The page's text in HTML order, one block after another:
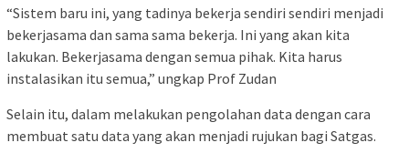
“Sistem baru ini, yang tadinya bekerja sendiri sendiri menjadi
bekerjasama dan sama sama bekerja. Ini yang akan kita
lakukan. Bekerjasama dengan semua pihak. Kita harus
instalasikan itu semua,” ungkap Prof Zudan
Selain itu, dalam melakukan pengolahan data dengan cara
membuat satu data yang akan menjadi rujukan bagi Satgas.